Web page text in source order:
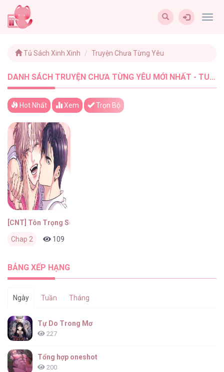
Tủ Sách Xinh Xinh Truyện Chưa Từng Yêu
DANH SÁCH TRUYỆN CHƯA TỪNG YÊU MỚI NHẤT - TUSACHXINHXINH (1)
Hot Nhất Xem Trọn Bộ
[CNT] Tôn Trọng Sở Thích
Chap 2 109
BẢNG XẾP HẠNG
Ngày Tuần Tháng
Tự Do Trong Mơ
227
Tổng hợp oneshot
200